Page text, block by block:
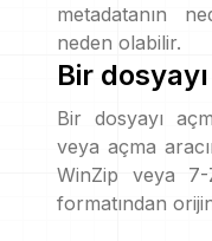
metadatanın
neden olabilir.
Bir
Bir dosyayı
veya açma
WinZip veya 7-
formatından